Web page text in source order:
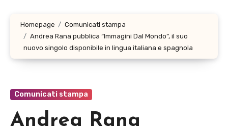
Homepage
Comunicati stampa
Andrea Rana pubblica “Immagini Dal Mondo”, il suo
nuovo singolo disponibile in lingua italiana e spagnola
Comunicati stampa
Andrea Rana